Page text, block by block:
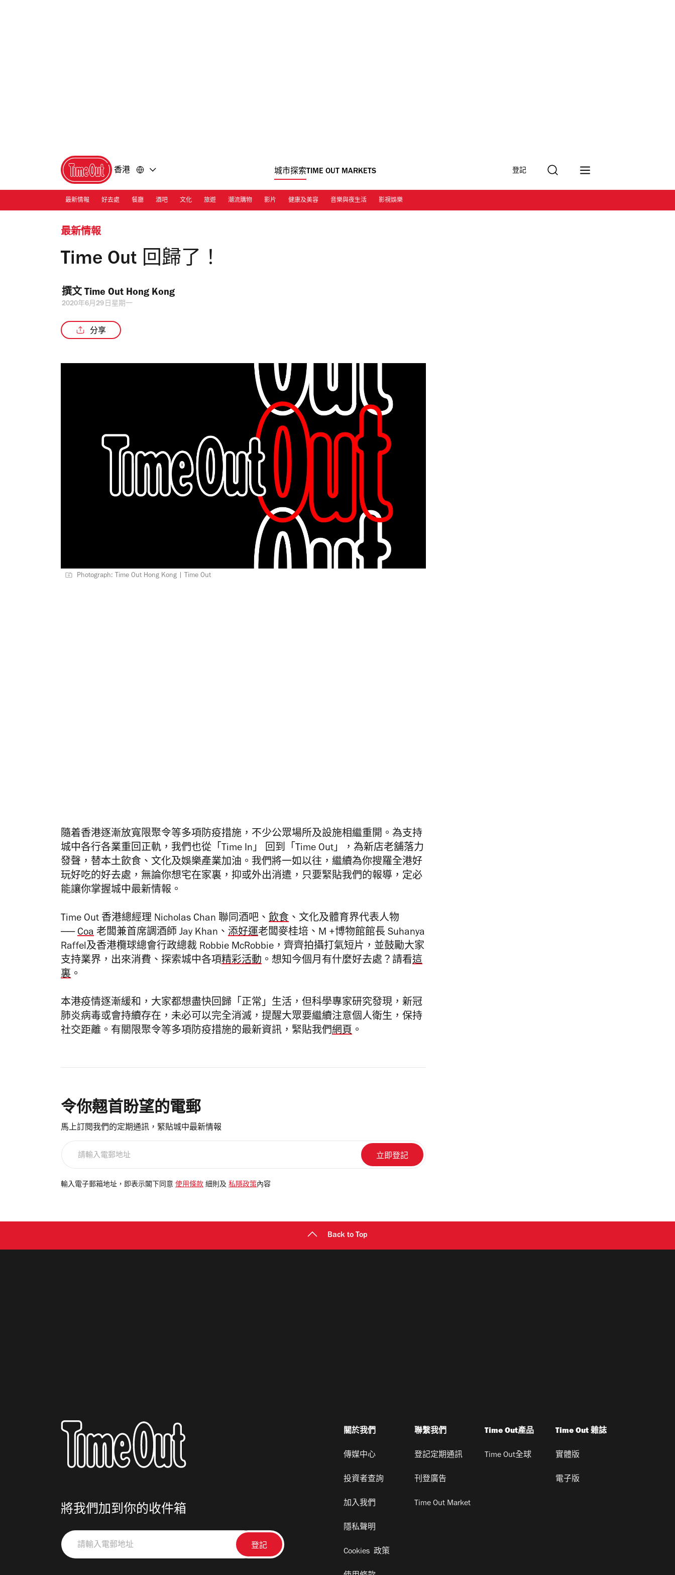
香港 城市探索TIME OUT MARKETS 登記
最新情報 好去處 餐廳 酒吧 文化 旅遊 潮流購物 影片 健康及美容 音樂與夜生活 影視娛樂
最新情報
Time Out 回歸了！
撰文 Time Out Hong Kong
2020年6月29日星期一
分享
Photograph: Time Out Hong Kong | Time Out
隨着香港逐漸放寬限聚令等多項防疫措施，不少公眾場所及設施相繼重開。為支持
城中各行各業重回正軌， 我們也從「Time In」 回到「Time Out」， 為新店老舖落力
發聲，替本土飲食、文化及娛樂產業加油。 我們將一如以往，繼續為你搜羅全港好
玩好吃的好去處，無論你想宅在家裏，抑或外出消遣，只要緊貼我們的報導，定必
能讓你掌握城中最新情報。
Time Out 香港總經理 Nicholas Chan 聯同酒吧、 飲食 、文化及體育界代表人物
── Coa 老闆兼首席調酒師 Jay Khan、 添好運老闆麥桂培、M +博物館館長 Suhanya
Raffel及香港欖球總會行政總裁 Robbie McRobbie，齊齊拍攝打氣短片，並鼓勵大家
支持業界，出來消費、探索城中各項精彩活動 。想知今個月有什麼好去處？請看這
裏 。
本港疫情逐漸緩和 ， 大家都想盡快回歸「正常」生活，但科學專家研究發現，新冠
肺炎病毒或會持續存在，未必可以完全消滅，提醒大眾要繼續注意個人衛生，保持
社交距離 。有關限聚令等多項防疫措施的最新資訊， 緊貼我們網頁 。
令你翹首盼望的電郵
馬上訂閱我們的定期通訊，緊貼城中最新情報
電
輸入電子郵箱地址，即表示閣下同意 使用條款 細則及 私隱政策內容
Back to Top
將我們加到你的收件箱
請
輸
關於我們
傳媒中心
投資者查詢
加入我們
隱私聲明
Cookies 政策
聯繫我們
登記定期通訊
刊登廣告
Time Out Market
Time Out產品
Time Out全球
Time Out 雜誌
實體版
電子版